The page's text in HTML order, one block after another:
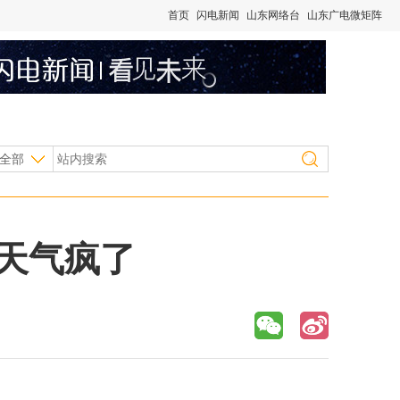
首页 闪电新闻 山东网络台 山东广电微矩阵
部
气疯了